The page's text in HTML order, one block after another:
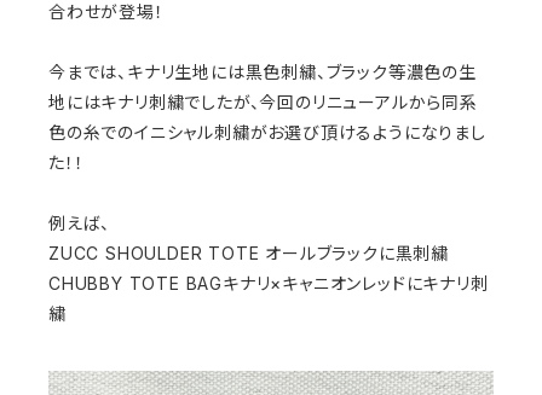
合わせが登場！
今までは、キナリ生地には黒色刺繍、ブラック等濃色の生
地にはキナリ刺繍でしたが、今回のリニューアルから同系
色の糸でのイニシャル刺繍がお選び頂けるようになりまし
た！！
例えば、
ZUCC SHOULDER TOTE オールブラックに黒刺繍
CHUBBY TOTE BAGキナリ×キャニオンレッドにキナリ刺
繍